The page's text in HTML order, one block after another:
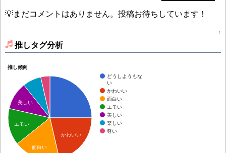
💡まだコメントはありません。投稿お待ちしています！
↑
推しタグ分析
推し傾向
どうしようもな
い
かわいい
面白い
エモい
美しい
楽しい
尊い
かわいい
美しい
エモい
面白い